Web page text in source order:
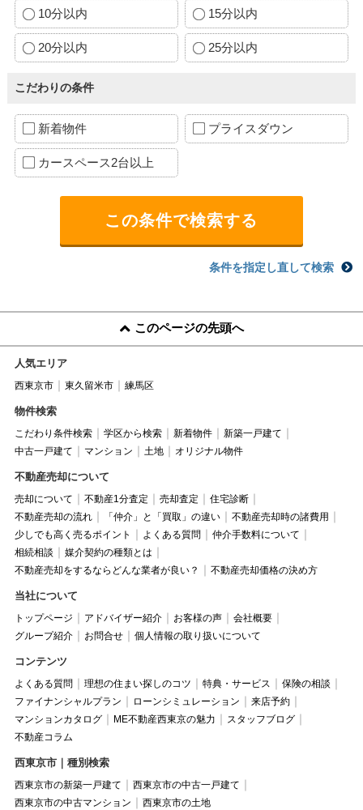
10分以内 15分以内
20分以内 25分以内
こだわりの条件
新着物件 プライスダウン
カースペース2台以上
条件を指定し直して検索
このページの先頭へ
人気エリア
西東京市 東久留米市 練馬区
物件検索
こだわり条件検索 学区から検索 新着物件
新築一戸建て
中古一戸建て
マンション 土地 オリジナル物件
不動産売却について
売却について 不動産1分査定 売却査定
住宅診断
不動産売却の流れ
「仲介」と「買取」の違い
不動産売却時の諸費用
少しでも高く売るポイント
よくある質問
仲介手数料について
相続相談
媒介契約の種類とは
不動産売却をするならどんな業者が良い？
不動産売却価格の決め方
当社について
トップページ アドバイザー紹介 お客様の声
会社概要
グループ紹介
お問合せ 個人情報の取り扱いについて
コンテンツ
よくある質問 理想の住まい探しのコツ 特典・サービス
保険の相談
ファイナンシャルプラン
ローンシミュレーション
来店予約
マンションカタログ
ME不動産西東京の魅力
スタッフブログ
不動産コラム
西東京市｜種別検索
西東京市の新築一戸建て
西東京市の中古一戸建て
西東京市の中古マンション
西東京市の土地